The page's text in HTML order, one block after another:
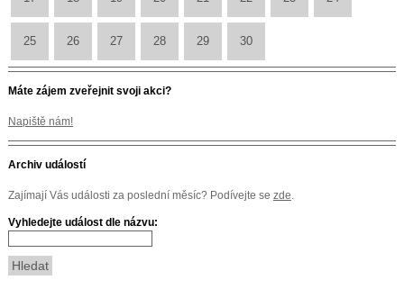
25 26 27 28 29 30
Máte zájem zveřejnit svoji akci?
Napiště nám!
Archiv událostí
Zajímají Vás události za poslední měsíc? Podívejte se zde.
Vyhledejte událost dle názvu: